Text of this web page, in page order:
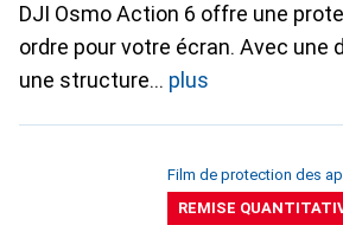
DJI Osmo Action 6 offre une
ordre pour votre écran. Avec une
une structure
plus
Film de protection des
REMISE